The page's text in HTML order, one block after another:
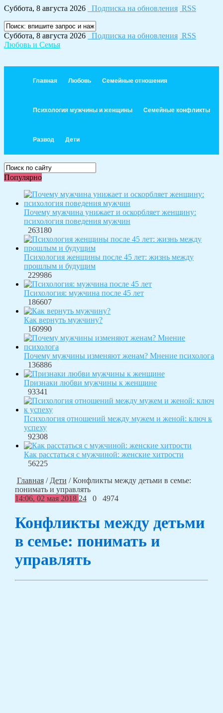
Суббота, 8 августа 2026 Подписка на обновления RSS
Суббота, 8 августа 2026 Подписка на обновления RSS
Любовь и Семья
Главная Любовь Семейные отношения
Психология мужчины и женщины Семейные конфликты
Развод Дети
Популярно
Почему мужчина унижает и оскорбляет женщину:
психология поведения мужчин
263180
Психология женщины после 45 лет: жизнь между
прошлым и будущим
229986
Психология: мужчина после 45 лет
186607
Как вернуть мужчину?
160990
Почему мужчины изменяют женам? Мнение психолога
136886
Признаки любви мужчины к женщине
93341
Психология отношений между мужем и женой: ключ к
успеху
92308
Как расстаться с мужчиной: женские хитрости
56225
Главная/ Дети /Конфликты между детьми в семье:
понимать и управлять
14:06, 02 мая 2018 24 0 4974
Конфликты между детьми
в семье: понимать и
управлять